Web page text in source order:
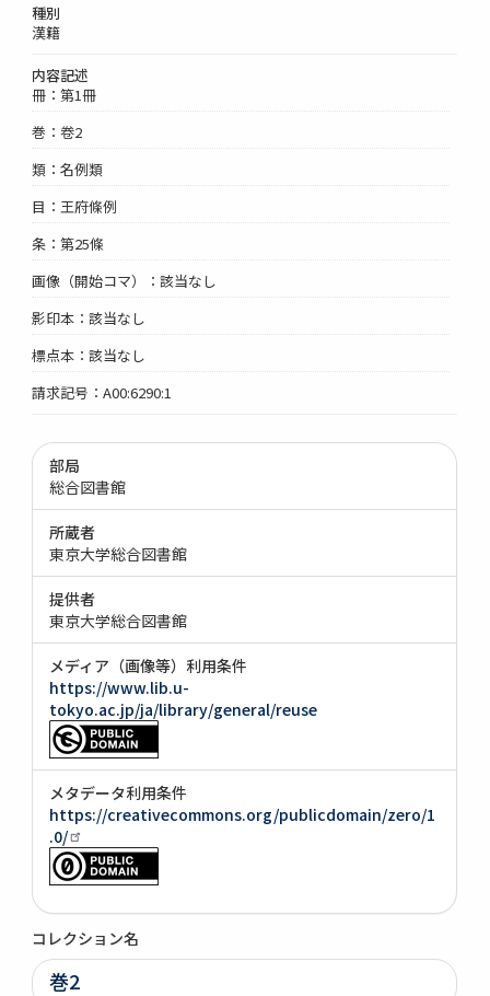
種別
漢籍
内容記述
冊：第1冊
巻：卷2
類：名例類
目：王府條例
条：第25條
画像（開始コマ）：該当なし
影印本：該当なし
標点本：該当なし
請求記号：A00:6290:1
部局
総合図書館
所蔵者
東京大学総合図書館
提供者
東京大学総合図書館
メディア（画像等）利用条件
https://www.lib.u-
tokyo.ac.jp/ja/library/general/reuse
メタデータ利用条件
https://creativecommons.org/publicdomain/zero/1
.0/
コレクション名
巻2